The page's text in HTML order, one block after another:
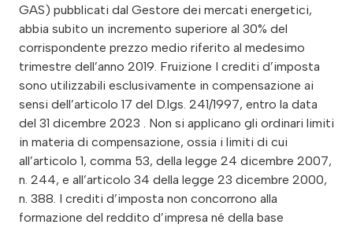
GAS) pubblicati dal Gestore dei mercati energetici,
abbia subito un incremento superiore al 30% del
corrispondente prezzo medio riferito al medesimo
trimestre dell’anno 2019. Fruizione I crediti d’imposta
sono utilizzabili esclusivamente in compensazione ai
sensi dell’articolo 17 del D.lgs. 241/1997, entro la data
del 31 dicembre 2023 . Non si applicano gli ordinari limiti
in materia di compensazione, ossia i limiti di cui
all’articolo 1, comma 53, della legge 24 dicembre 2007,
n. 244, e all’articolo 34 della legge 23 dicembre 2000,
n. 388. I crediti d’imposta non concorrono alla
formazione del reddito d’impresa né della base